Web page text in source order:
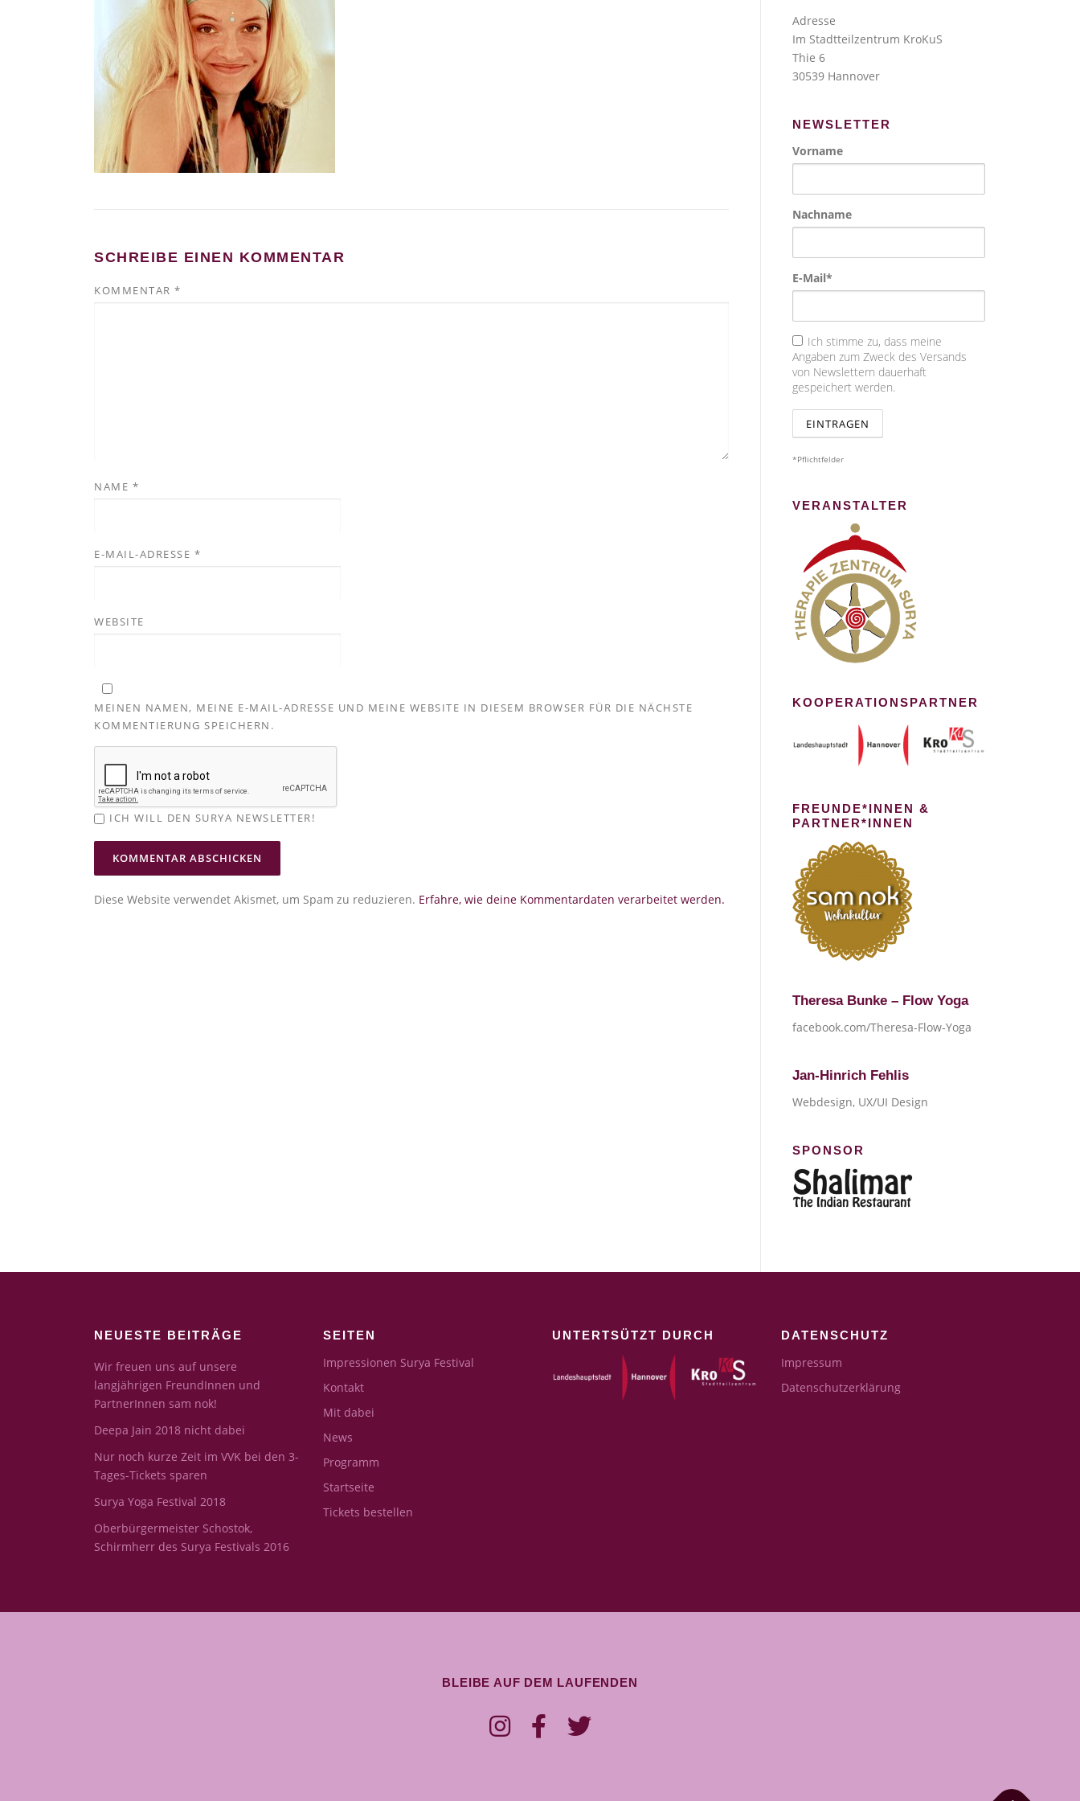
SCHREIBE EINEN KOMMENTAR
KOMMENTAR *
NAME *
E-MAIL-ADRESSE *
WEBSITE
MEINEN NAMEN, MEINE E-MAIL-ADRESSE UND MEINE WEBSITE IN DIESEM BROWSER FÜR DIE NÄCHSTE
KOMMENTIERUNG SPEICHERN.
ICH WILL DEN SURYA NEWSLETTER!
Diese Website verwendet Akismet, um Spam zu reduzieren. Erfahre, wie deine Kommentardaten verarbeitet werden.
Adresse
Im Stadtteilzentrum KroKuS
Thie 6
30539 Hannover
NEWSLETTER
Vorname
Nachname
E-Mail*
Ich stimme zu, dass meine
Angaben zum Zweck des Versands
von Newslettern dauerhaft
gespeichert werden.
*Pflichtfelder
VERANSTALTER
KOOPERATIONSPARTNER
FREUNDE*INNEN &
PARTNER*INNEN
Theresa Bunke – Flow Yoga
facebook.com/Theresa-Flow-Yoga
Jan-Hinrich Fehlis
Webdesign, UX/UI Design
SPONSOR
NEUESTE BEITRÄGE
Wir freuen uns auf unsere
langjährigen FreundInnen und
PartnerInnen sam nok!
Deepa Jain 2018 nicht dabei
Nur noch kurze Zeit im VVK bei den 3-
Tages-Tickets sparen
Surya Yoga Festival 2018
Oberbürgermeister Schostok,
Schirmherr des Surya Festivals 2016
SEITEN
Impressionen Surya Festival
Kontakt
Mit dabei
News
Programm
Startseite
Tickets bestellen
UNTERTSÜTZT DURCH DATENSCHUTZ
Impressum
Datenschutzerklärung
BLEIBE AUF DEM LAUFENDEN